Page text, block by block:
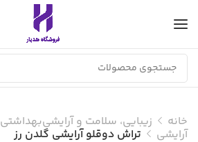
خانه زیبایی، سلامت و آرایشی‌بهداشتی
آرایشی تراش دوقلو آرایشی گلدن رز